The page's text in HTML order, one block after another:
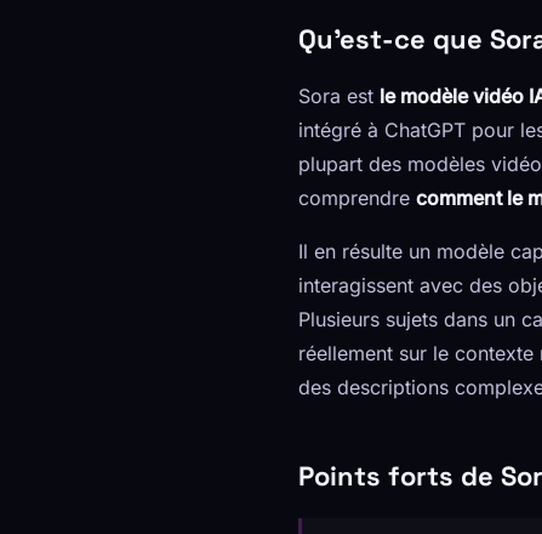
Qu'est-ce que
Sora est le modèle vidéo
intégré à ChatGPT pour
plupart des modèles
comprendre comment le
Il en résulte un modèle
interagissent avec des
Plusieurs sujets dans un
réellement sur le
des descriptions
Points forts de